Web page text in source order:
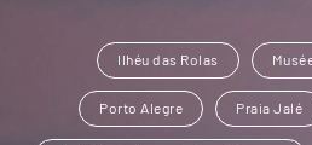
Ilhéu das Rolas
Porto Alegre Praia Jalé